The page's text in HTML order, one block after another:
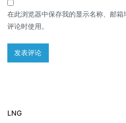
在此浏览器中保存我的显示名称、邮
评论时使用。
LNG